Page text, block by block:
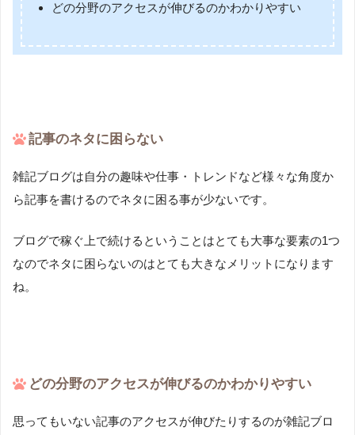
どの分野のアクセスが伸びるのかわかりやすい
記事のネタに困らない
雑記ブログは自分の趣味や仕事・トレンドなど様々な角度か
ら記事を書けるのでネタに困る事が少ないです。
ブログで稼ぐ上で続けるということはとても大事な要素の1つ
なのでネタに困らないのはとても大きなメリットになります
ね。
どの分野のアクセスが伸びるのかわかりやすい
思ってもいない記事のアクセスが伸びたりするのが雑記ブロ